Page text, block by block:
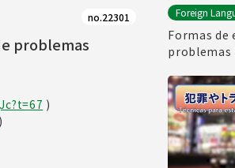
no.22301
problemas
)
)
Foreign
Formas de
problemas
víctimas